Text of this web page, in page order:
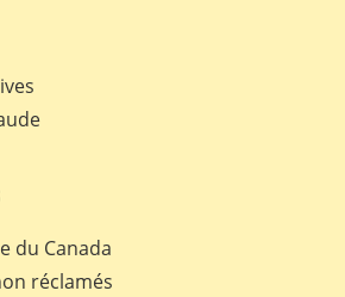
du Canada
réclamés